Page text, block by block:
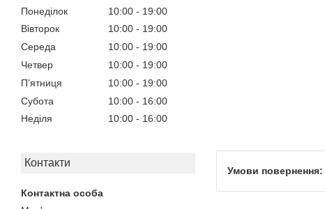
Понеділок 10:00
19:00
Вівторок
10:00
19:00
Середа
10:00
19:00
Четвер
10:00
19:00
Пʼятниця
10:00
19:00
Субота
10:00
16:00
Неділя
10:00 16:00
Контакти